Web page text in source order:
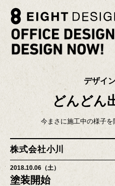
デザイ
どんどん
今まさに施工中の様子を
株式会社小川
2018.10.06（土）
塗装開始